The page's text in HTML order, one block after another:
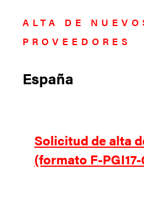
ALTA DE
PROVEEDORES
España
Solicitud de alta
(formato F-PGI17-